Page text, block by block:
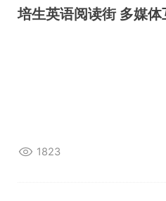
加载
培生英语阅读街 多媒
1823